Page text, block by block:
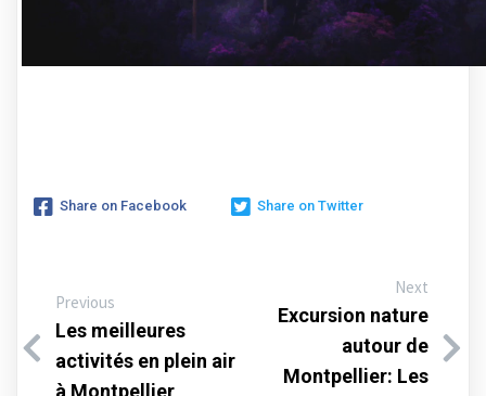
Share on Facebook Share on Twitter
Previous
Les meilleures
activités en plein air
à Montpellier
Next
Excursion nature
autour de
Montpellier: Les